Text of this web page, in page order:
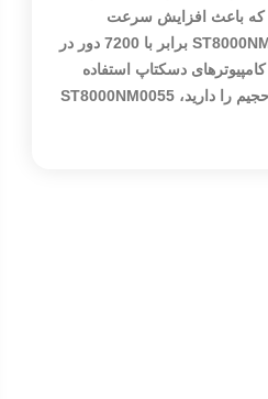
که باعث افزایش سرعت
خواندن و نوشتن می‌شود. سرعت چرخش در هارددیسک اینترنال سیگیت مدل ST8000NM0055 برابر با 7200 دور در
از آن در کامپیوترهای دسکتاپ استفاده
کرد. اگر قصد تهیه‌ی یک هارددیسک اینترنال با ظرفیت مناسب انجام آرشیو اطلاعات حجیم را دارید، ST8000NM0055